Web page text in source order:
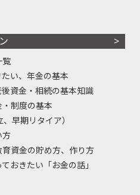
覧
い、年金の基本
資金・相続の基本知識
制度の基本
早期リタイア）
方
資金の貯め方、作り方
おきたい「お金の話」